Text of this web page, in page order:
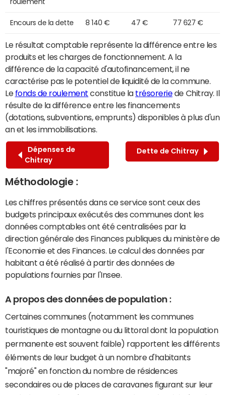
Encours de la dette 8 140 € 47 € 77 627 €
Le résultat comptable représente la différence entre les
produits et les charges de fonctionnement. A la
différence de la capacité d'autofinancement, il ne
caractérise pas le potentiel de liquidité de la commune.
Le fonds de roulement constitue la trésoreriede Chitray. Il
résulte de la différence entre les financements
(dotations, subventions, emprunts) disponibles à plus d'un
an et les immobilisations.
Dépenses de
Chitray
Dette de Chitray
Méthodologie :
Les chiffres présentés dans ce service sont ceux des
budgets principaux exécutés des communes dont les
données comptables ont été centralisées par la
direction générale des Finances publiques du ministère de
l'Economie et des Finances. Le calcul des données par
habitant a été réalisé à partir des données de
populations fournies par l'Insee.
A propos des données de population :
Certaines communes (notamment les communes
touristiques de montagne ou du littoral dont la population
permanente est souvent faible) rapportent les différents
éléments de leur budget à un nombre d'habitants
"majoré" en fonction du nombre de résidences
secondaires ou de places de caravanes figurant sur leur